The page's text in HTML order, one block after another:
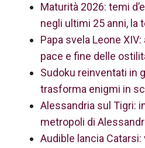
Maturità 2026: temi
negli ultimi 25 anni, la
Papa svela Leone
pace e fine delle
Sudoku reinventati in
trasforma enigmi in
Alessandria sul Tigri:
metropoli di
Audible lancia